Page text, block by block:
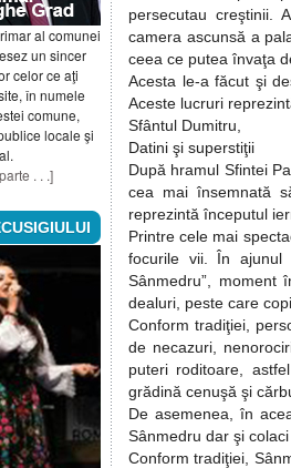
al comunei
un sincer
celor ce aţi
în numele
comune,
locale şi
. . .]
persecutau creştinii.
camera ascunsă a
ceea ce putea învaţa
Acesta le-a făcut şi
Aceste lucruri
Sfântul Dumitru,
Datini şi superstiţii
După hramul Sfintei
cea mai însemnată
reprezintă începutul
Printre cele mai
focurile vii. În ajunul
Sânmedru”,
dealuri, peste care
Conform tradiţiei,
de necazuri,
puteri roditoare,
grădină cenuşă şi
De asemenea, în
Sânmedru dar şi
Conform tradiţiei,